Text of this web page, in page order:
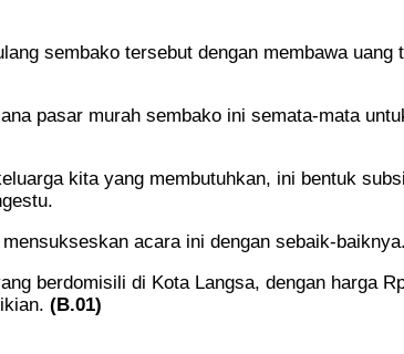
sembako tersebut dengan membawa uang
pasar murah sembako ini semata-mata
kita yang membutuhkan, ini bentuk
acara ini dengan sebaik-baiknya.
berdomisili di Kota Langsa, dengan harga
(B.01)